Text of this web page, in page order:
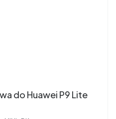
do Huawei P9 Lite